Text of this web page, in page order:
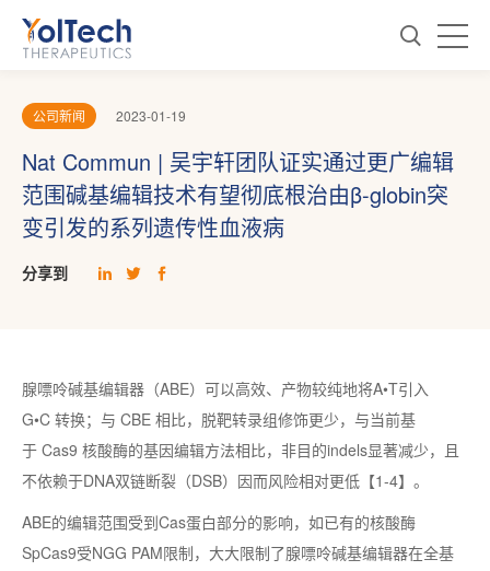
公司新闻 2023-01-19
Nat Commun | 吴宇轩团队证实通过更广编辑
范围碱基编辑技术有望彻底根治由β-globin突
变引发的系列遗传性血液病
分享到
腺嘌呤碱基编辑器（ABE）可以高效、产物较纯地将A•T引入
G•C 转换；与 CBE 相比，脱靶转录组修饰更少，与当前基
于 Cas9 核酸酶的基因编辑方法相比，非目的indels显著减少，且
不依赖于DNA双链断裂（DSB）因而风险相对更低【1-4】。
ABE的编辑范围受到Cas蛋白部分的影响，如已有的核酸酶
SpCas9受NGG PAM限制，大大限制了腺嘌呤碱基编辑器在全基